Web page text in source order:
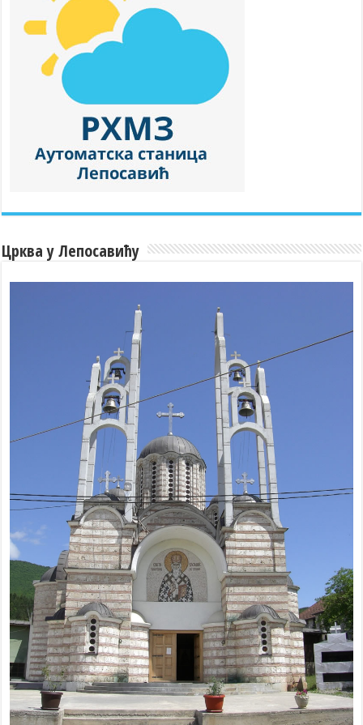
Црква у Лепосавићу